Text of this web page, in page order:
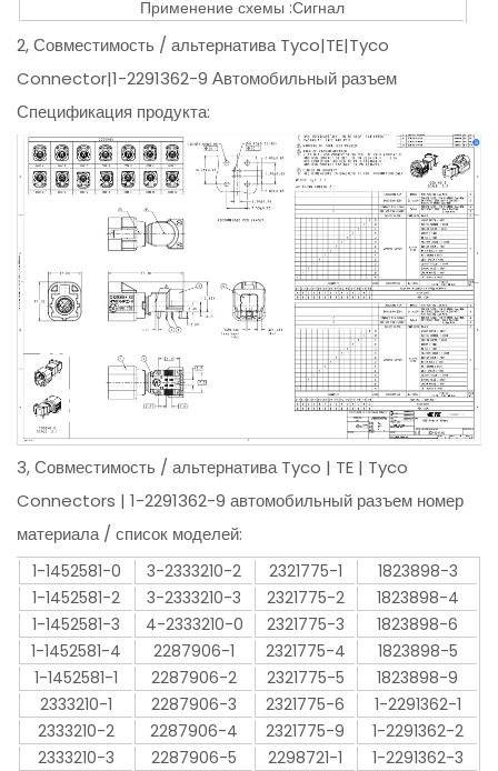
Применение схемы :Сигнал
2, Совместимость / альтернатива Tyco|TE|Tyco
Connector|1-2291362-9 Автомобильный разъем
Спецификация продукта:
3, Совместимость / альтернатива Tyco | TE | Tyco
Connectors | 1-2291362-9 автомобильный разъем номер
материала / список моделей:
1-1452581-0 3-2333210-2 2321775-1
1823898-3
1-1452581-2
3-2333210-3 2321775-2
1823898-4
1-1452581-3
4-2333210-0 2321775-3
1823898-6
1-1452581-4
2287906-1 2321775-4
1823898-5
1-1452581-1
2287906-2 2321775-5
1823898-9
2333210-1
2287906-3 2321775-6
1-2291362-1
2333210-2
2287906-4 2321775-9
1-2291362-2
2333210-3
2287906-5 2298721-1 1-2291362-3